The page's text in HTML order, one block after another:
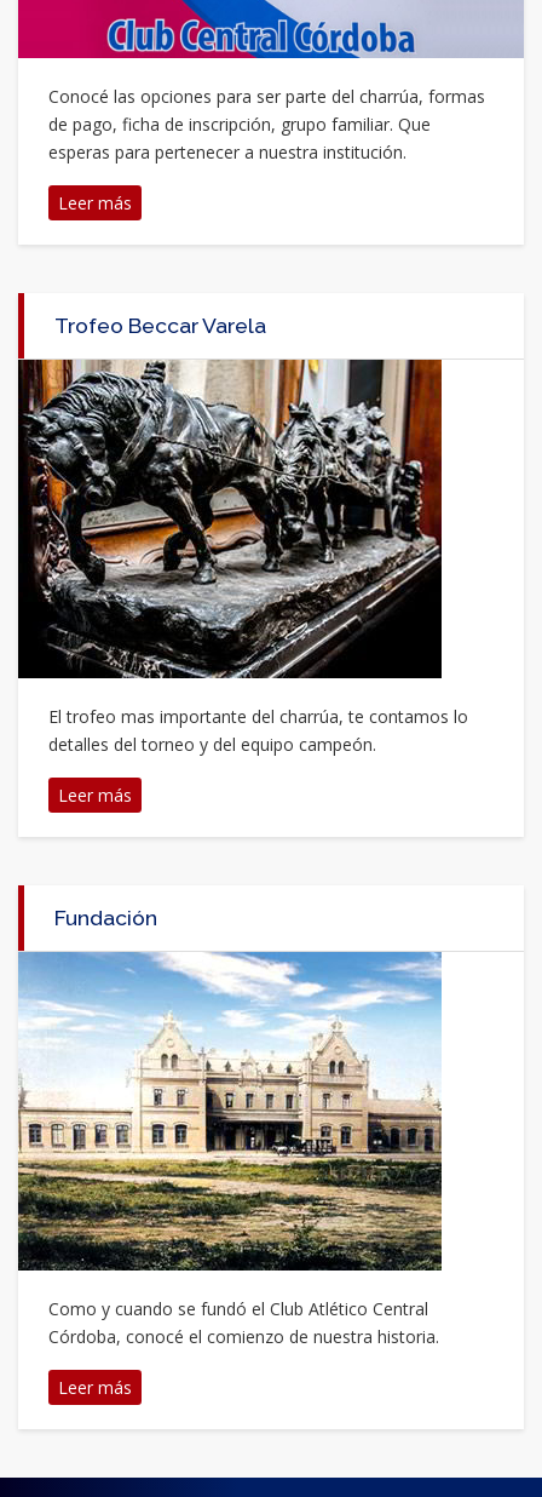
Conocé las opciones para ser parte del charrúa, formas
de pago, ficha de inscripción, grupo familiar. Que
esperas para pertenecer a nuestra institución.
Leer más
Trofeo Beccar Varela
El trofeo mas importante del charrúa, te contamos lo
detalles del torneo y del equipo campeón.
Leer más
Fundación
Como y cuando se fundó el Club Atlético Central
Córdoba, conocé el comienzo de nuestra historia.
Leer más